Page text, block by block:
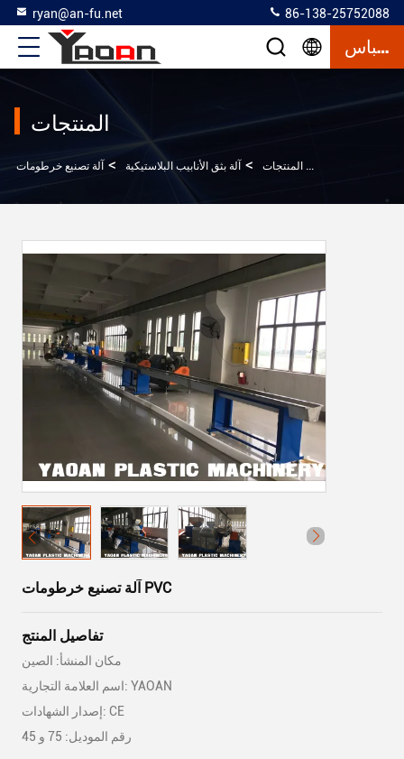
ryan@an-fu.net 86-138-25752088
إقتباس
المنتجات
> المنتجات > آلة بثق الأنابيب البلاستيكية >
آلة تصنيع خرطومات PVC
تفاصيل المنتج
مكان المنشأ: الصين
اسم العلامة التجارية: YAOAN
إصدار الشهادات: CE
رقم الموديل: 75 و 45